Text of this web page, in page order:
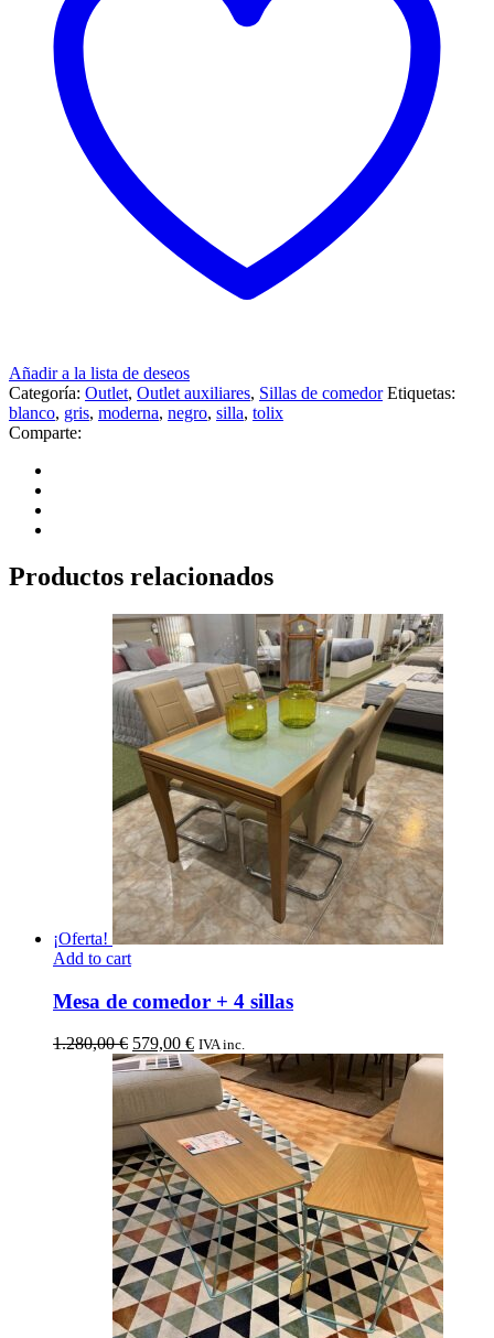
Añadir a la lista de deseos
Categoría: Outlet, Outlet auxiliares, Sillas de comedor Etiquetas:
blanco, gris, moderna, negro, silla, tolix
Comparte:
Productos relacionados
¡Oferta!
Add to cart
Mesa de comedor + 4 sillas
1.280,00€ El
precio
original
1.280,00 €.
579,00 €El
precio
actual
es:
579,00 €.
IVA inc.